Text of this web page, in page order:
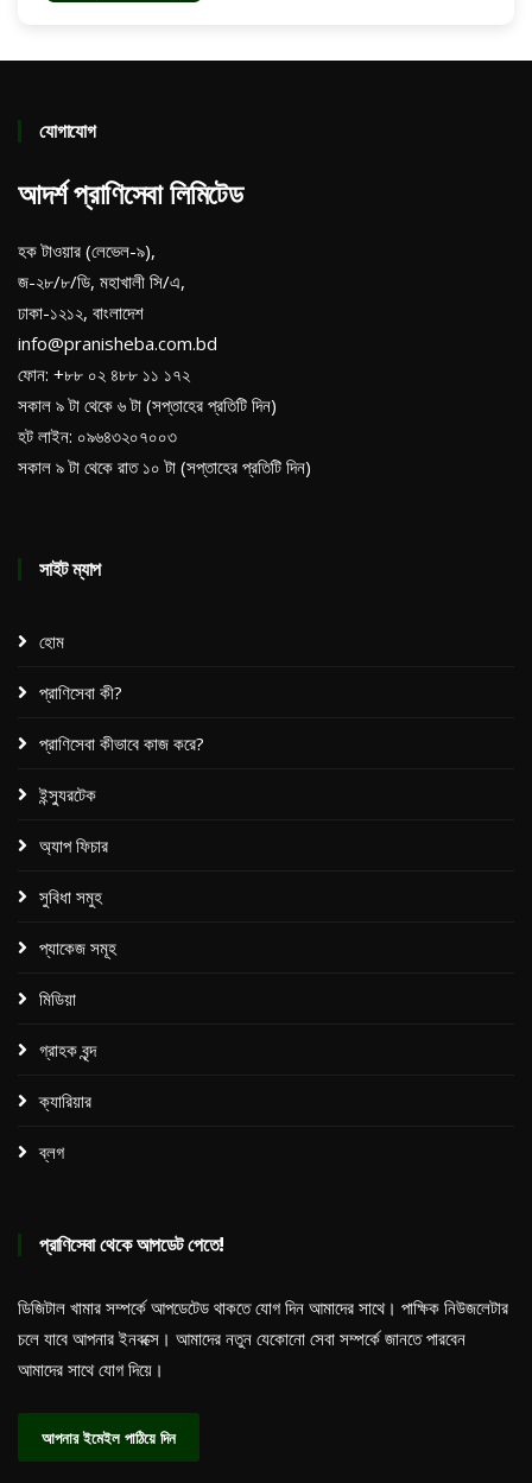
যোগাযোগ
আদর্শ প্রাণিসেবা লিমিটেড
হক টাওয়ার (লেভেল-৯),
জ-২৮/৮/ডি, মহাখালী সি/এ,
ঢাকা-১২১২, বাংলাদেশ
info@pranisheba.com.bd
ফোন: +৮৮ ০২ ৪৮৮ ১১ ১৭২
সকাল ৯ টা থেকে ৬ টা (সপ্তাহের প্রতিটি দিন)
হট লাইন: ০৯৬৪৩২০৭০০৩
সকাল ৯ টা থেকে রাত ১০ টা (সপ্তাহের প্রতিটি দিন)
সাইট ম্যাপ
হোম
প্রাণিসেবা কী?
প্রাণিসেবা কীভাবে কাজ করে?
ইন্স্যুরটেক
অ্যাপ ফিচার
সুবিধা সমুহ
প্যাকেজ সমূহ​
মিডিয়া
গ্রাহক বৃন্দ
ক্যারিয়ার
ব্লগ
প্রাণিসেবা থেকে আপডেট পেতে!
ডিজিটাল খামার সম্পর্কে আপডেটেড থাকতে যোগ দিন আমাদের সাথে। পাক্ষিক নিউজলেটার
চলে যাবে আপনার ইনবক্সে। আমাদের নতুন যেকোনো সেবা সম্পর্কে জানতে পারবেন
আমাদের সাথে যোগ দিয়ে।
আপনার ইমেইল পাঠিয়ে দিন